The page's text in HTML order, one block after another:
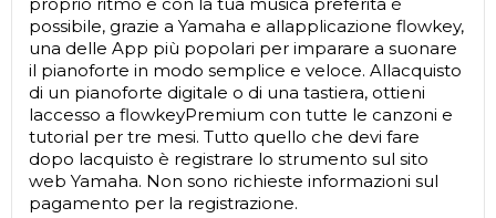
possibile, grazie a Yamaha e allapplicazione flowkey,
una delle App più popolari per imparare a suonare
il pianoforte in modo semplice e veloce. Allacquisto
di un pianoforte digitale o di una tastiera, ottieni
laccesso a flowkeyPremium con tutte le canzoni e
tutorial per tre mesi. Tutto quello che devi fare
dopo lacquisto è registrare lo strumento sul sito
web Yamaha. Non sono richieste informazioni sul
pagamento per la registrazione.